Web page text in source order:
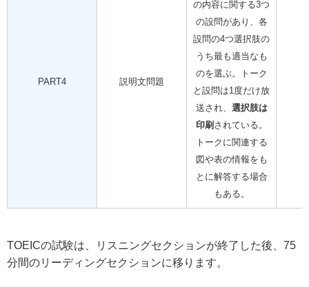
PART4 説明文問題
の内容に関する3つ
の設問があり、各
設問の4つ選択肢の
うち最も適当なも
のを選ぶ。トーク
と設問は1度だけ放
送され、 選択肢は
印刷 されている。
トークに関連する
図や表の情報をも
とに解答する場合
もある。
TOEICの試験は、リスニングセクションが終了した後、75
分間のリーディングセクションに移ります。